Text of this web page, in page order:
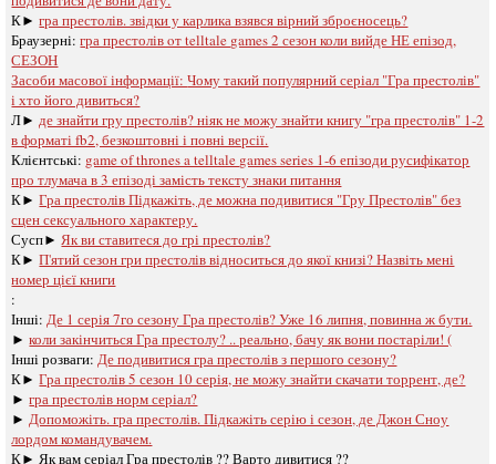
К►гра престолів. звідки у карлика взявся вірний зброєносець?
Браузерні:гра престолів oт telltale games 2 сезон коли вийде НЕ епізод,
СЕЗОН
Засоби масової інформації:Чому такий популярний серіал "Гра престолів"
і хто його дивиться?
Л► де знайти гру престолів? ніяк не можу знайти книгу "гра престолів" 1-2
в форматі fb2, безкоштовні і повні версії.
Клієнтські: game of thrones a telltale games series 1-6 епізоди русифікатор
про тлумача в 3 епізоді замість тексту знаки питання
К►Гра престолів Підкажіть, де можна подивитися "Гру Престолів" без
сцен сексуального характеру.
Сусп► Як ви ставитеся до грі престолів?
К►П'ятий сезон гри престолів відноситься до якої книзі? Назвіть мені
номер цієї книги
:
Інші: Де 1 серія 7го сезону Гра престолів? Уже 16 липня, повинна ж бути.
►коли закінчиться Гра престолу? .. реально, бачу як вони постаріли! (
Інші розваги: ​​ Де подивитися гра престолів з першого сезону?
К►Гра престолів 5 сезон 10 серія, не можу знайти скачати торрент, де?
►гра престолів норм серіал?
► Допоможіть. гра престолів. Підкажіть серію і сезон, де Джон Сноу
лордом командувачем.
К► Як вам серіал Гра престолів ?? Варто дивитися ??